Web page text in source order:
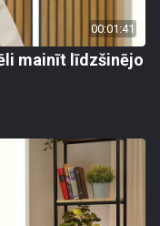
00:01:41
mainīt līdzšinējo